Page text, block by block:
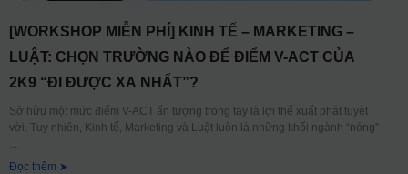
[WORKSHOP MIỄN PHÍ] KINH TẾ – MARKETING –
LUẬT: CHỌN TRƯỜNG NÀO ĐỂ ĐIỂM V-ACT CỦA
2K9 “ĐI ĐƯỢC XA NHẤT”?
Sở hữu một mức điểm V-ACT ấn tượng trong tay là lợi thế xuất phát tuyệt
vời. Tuy nhiên, Kinh tế, Marketing và Luật luôn là những khối ngành “nóng”
Đọc thêm ➤